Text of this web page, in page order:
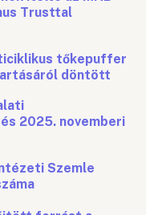
Trusttal
tőkepuffer
döntött
2025. novemberi
Szemle